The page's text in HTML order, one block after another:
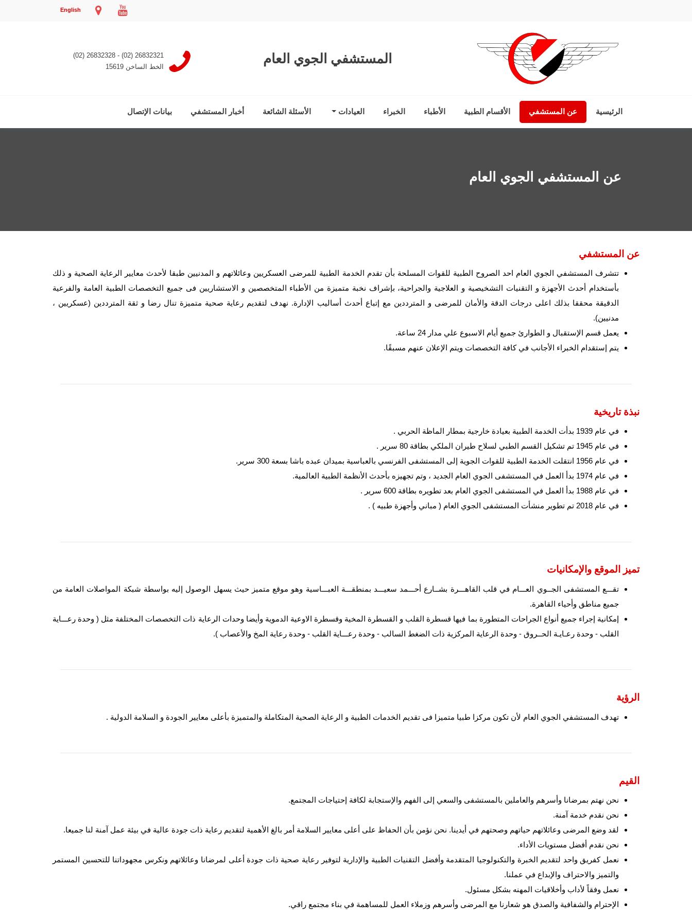
English
المستشفي الجوي العام
26832321 (02) - 26832328 (02)
الخط الساخن 15619
الرئيسية عن المستشفي الأقسام الطبية الأطباء الخبراء العيادات الأسئلة الشائعة أخبار المستشفي بيانات الإتصال
عن المستشفي الجوي العام
عن المستشفي
تتشرف المستشفي الجوي العام احد الصروح الطبية للقوات المسلحة بأن تقدم الخدمة الطبية للمرضى العسكريين وعائلاتهم و المدنيين طبقا لأحدث معايير الرعاية الصحية و ذلك
بأستخدام أحدث الأجهزة و التقنيات التشخيصية و العلاجية والجراحية، بإشراف نخبة متميزة من الأطباء المتخصصين و الاستشاريين فى جميع التخصصات الطبية العامة والفرعية
الدقيقة محققا بذلك اعلى درجات الدقة والأمان للمرضى و المترددين مع إتباع أحدث أساليب الإدارة. نهدف لتقديم رعاية صحية متميزة تنال رضا و ثقة المترددين (عسكريين ،
مدنيين).
يعمل قسم الإستقبال و الطوارئ جميع أيام الاسبوع علي مدار 24 ساعة.
يتم إستقدام الخبراء الأجانب في كافة التخصصات ويتم الإعلان عنهم مسبقًا.
نبذة تاريخية
في عام 1939 بدأت الخدمة الطبية بعيادة خارجية بمطار الماظة الحربي .
في عام 1945 تم تشكيل القسم الطبي لسلاح طيران الملكي بطاقة 80 سرير .
في عام 1956 انتقلت الخدمة الطبية للقوات الجوية إلى المستشفى الفرنسي بالعباسية بميدان عبده باشا بسعة 300 سرير.
في عام 1974 بدأ العمل في المستشفى الجوي العام الجديد ، وتم تجهيزه بأحدث الأنظمة الطبية العالمية.
في عام 1988 بدأ العمل في المستشفى الجوي العام بعد تطويره بطاقة 600 سرير .
في عام 2018 تم تطوير منشأت المستشفى الجوي العام ( مباني وأجهزة طبيه ) .
تميز الموقع والإمكانيات
تقـــع المستشفى الجــوي العـــام في قلب القاهـــرة بشــارع أحـــمد سعيـــد بمنطقـــة العبـــاسية وهو موقع متميز حيث يسهل الوصول إليه بواسطة شبكة المواصلات العامة من
جميع مناطق وأحياء القاهرة.
إمكانية إجراء جميع أنواع الجراحات المتطورة بما فيها قسطرة القلب و القسطرة المخية وقسطرة الاوعية الدموية وأيضا وحدات الرعاية ذات التخصصات المختلفة مثل ( وحدة رعـــاية
القلب - وحدة رعـايـة الحــروق - وحدة الرعاية المركزية ذات الضغط السالب - وحدة رعـــاية القلب - وحدة رعاية المخ والأعصاب ).
الرؤية
تهدف المستشفي الجوي العام لأن تكون مركزا طبيا متميزا فى تقديم الخدمات الطبية و الرعاية الصحية المتكاملة والمتميزة بأعلى معايير الجودة و السلامة الدولية .
القيم
نحن نهتم بمرضانا وأسرهم والعاملين بالمستشفى والسعي إلى الفهم والإستجابة لكافة إحتياجات المجتمع.
نحن نقدم خدمة آمنة.
لقد وضع المرضى وعائلاتهم حياتهم وصحتهم في أيدينا. نحن نؤمن بأن الحفاظ على أعلى معايير السلامة أمر بالغ الأهمية لتقديم رعاية ذات جودة عالية في بيئة عمل آمنة لنا جميعا.
نحن نقدم أفضل مستويات الأداء.
نعمل كفريق واحد لتقديم الخبرة والتكنولوجيا المتقدمة وأفضل التقنيات الطبية والإدارية لتوفير رعاية صحية ذات جودة أعلى لمرضانا وعائلاتهم ونكرس مجهوداتنا للتحسين المستمر
والتميز والاحتراف والإبداع في عملنا.
نعمل وفقاً لأداب وأخلاقيات المهنه بشكل مسئول.
الإحترام والشفافية والصدق هو شعارنا مع المرضى وأسرهم وزملاء العمل للمساهمة في بناء مجتمع راقي.